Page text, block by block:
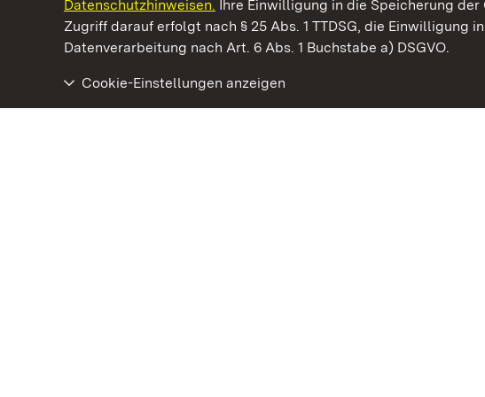
Datenschutzhinweisen. Ihre Einwilligung in die Speicherung der
Zugriff darauf erfolgt nach § 25 Abs. 1 TTDSG, die Einwilligung
Datenverarbeitung nach Art. 6 Abs. 1 Buchstabe a) DSGVO.
Cookie-Einstellungen anzeigen
Kommen. Staunen. Genießen.